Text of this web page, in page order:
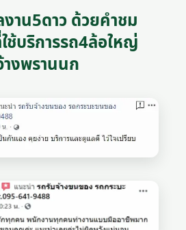
าน5ดาว ด้วยคำชม
ช้บริการรถ4ล้อใหญ่
างพรานนก